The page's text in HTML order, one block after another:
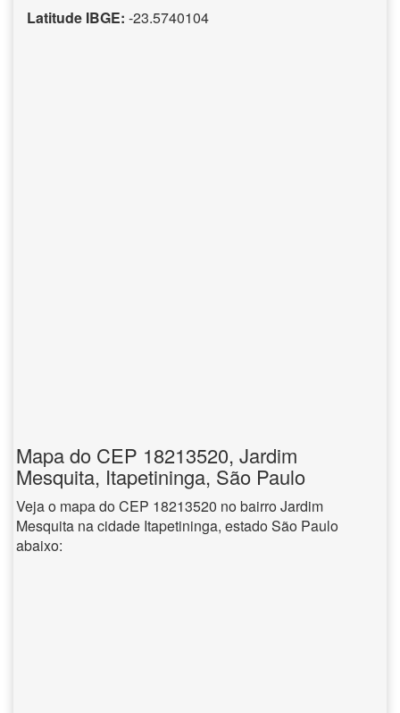
Latitude IBGE: -23.5740104
Mapa do CEP 18213520, Jardim
Mesquita, Itapetininga, São Paulo
Veja o mapa do CEP 18213520 no bairro Jardim
Mesquita na cidade Itapetininga, estado São Paulo
abaixo: